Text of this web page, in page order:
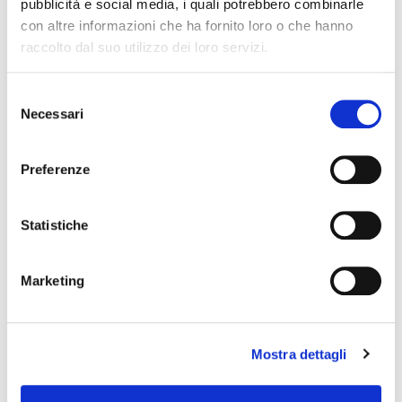
pubblicità e social media, i quali potrebbero combinarle
con altre informazioni che ha fornito loro o che hanno
raccolto dal suo utilizzo dei loro servizi.
delNecessari
Preferenze
Statistiche
Marketing
Mostra dettagli
STMS-200